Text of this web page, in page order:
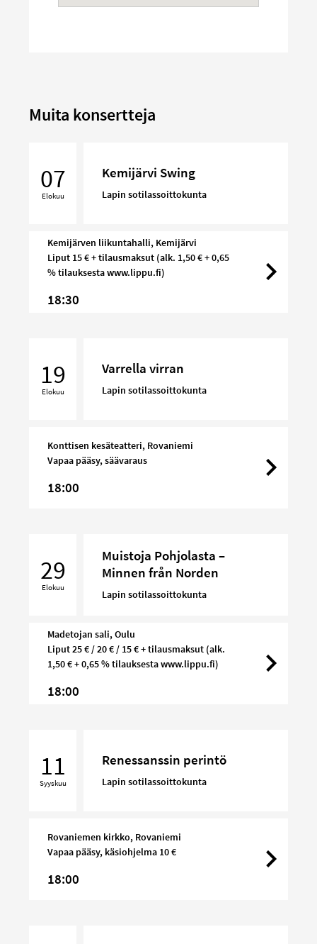
Muita konsertteja
07
Elokuu
Kemijärvi Swing
Lapin sotilassoittokunta
Kemijärven liikuntahalli, Kemijärvi
Liput 15 € + tilausmaksut (alk. 1,50 € + 0,65
% tilauksesta www.lippu.fi)
18:30
19
Elokuu
Varrella virran
Lapin sotilassoittokunta
Konttisen kesäteatteri, Rovaniemi
Vapaa pääsy, säävaraus
18:00
Minnen
29
Elokuu
Muistoja Pohjolasta –
Minnen från Norden
Lapin sotilassoittokunta
Madetojan sali, Oulu
Liput 25 € / 20 € / 15 € + tilausmaksut (alk.
1,50 € + 0,65 % tilauksesta www.lippu.fi)
18:00
11
Syyskuu
Renessanssin perintö
Lapin sotilassoittokunta
Rovaniemen kirkko, Rovaniemi
Vapaa pääsy, käsiohjelma 10 €
18:00